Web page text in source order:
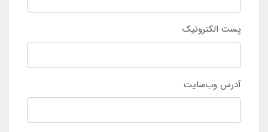
پست الکترونیک
آدرس وب‌سایت